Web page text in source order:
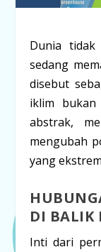
Dunia tidak
sedang
disebut
iklim bukan
abstrak,
mengubah
yang
DI BALIK
Inti dari